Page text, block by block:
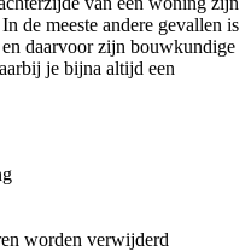
de meeste andere gevallen is
daarvoor zijn bouwkundige
je bijna altijd een
worden verwijderd